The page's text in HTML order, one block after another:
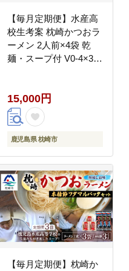
【毎月定期便】水産高
校生考案 枕崎かつおラ
ーメン 2人前×4袋 乾
麺・スープ付 V0-4×3全
15,000円
鹿児島県 枕崎市
【毎月定期便】枕崎か